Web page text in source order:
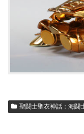
聖闘士聖衣神話：海闘